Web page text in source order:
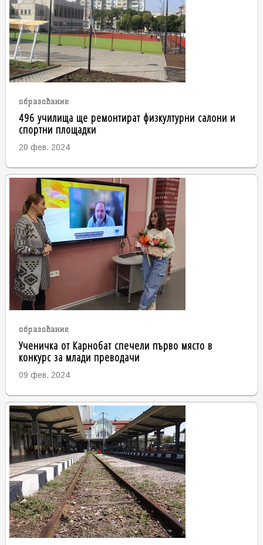
образование
496 училища ще ремонтират физкултурни салони и
спортни площадки
20 фев. 2024
образование
Ученичка от Карнобат спечели първо място в
конкурс за млади преводачи
09 фев. 2024